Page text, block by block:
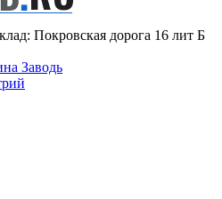
Покровская дорога 16 лит Б
Заводь